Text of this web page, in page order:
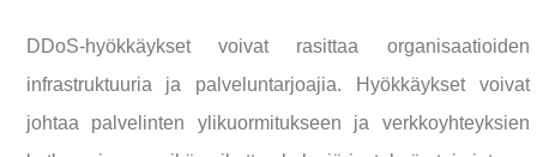
DDoS-hyökkäykset voivat rasittaa organisaatioiden
infrastruktuuria ja palveluntarjoajia. Hyökkäykset voivat
johtaa palvelinten ylikuormitukseen ja verkkoyhteyksien